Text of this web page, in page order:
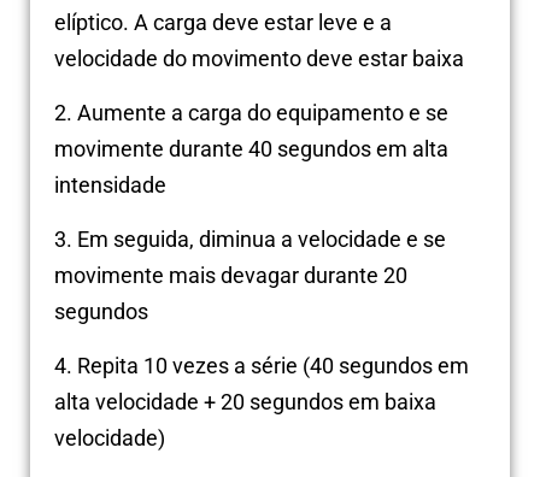
elíptico. A carga deve estar leve e a
velocidade do movimento deve estar baixa
2. Aumente a carga do equipamento e se
movimente durante 40 segundos em alta
intensidade
3. Em seguida, diminua a velocidade e se
movimente mais devagar durante 20
segundos
4. Repita 10 vezes a série (40 segundos em
alta velocidade + 20 segundos em baixa
velocidade)